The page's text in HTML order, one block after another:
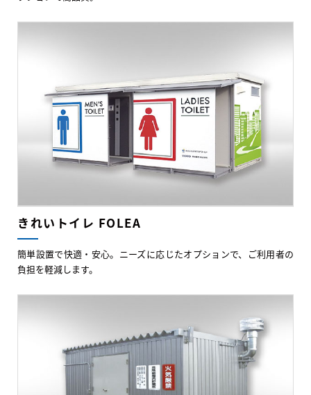
きれいトイレ FOLEA
簡単設置で快適・安心。ニーズに応じたオプションで、ご利用者の
負担を軽減します。